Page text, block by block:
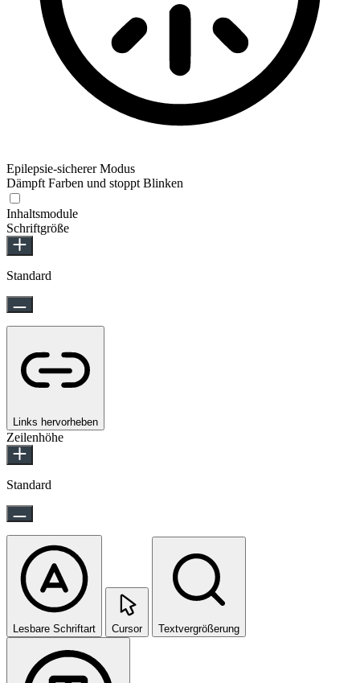
Epilepsie-sicherer Modus
Dämpft Farben und stoppt Blinken
Inhaltsmodule
Schriftgröße
Standard
Links hervorheben
Zeilenhöhe
Standard
Lesbare Schriftart Cursor Textvergrößerung